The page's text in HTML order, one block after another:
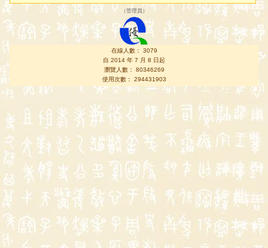
（管理員 ）
在線人數： 3079
自 2014 年 7 月 8 日起
瀏覽人數： 80346269
使用次數： 294431903